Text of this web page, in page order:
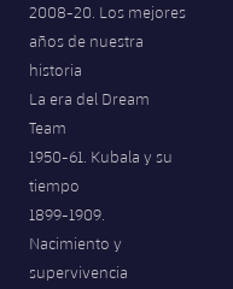
2008-20. Los mejores
años de nuestra
historia
La era del Dream
Team
1950-61. Kubala y su
tiempo
1899-1909.
Nacimiento y
supervivencia